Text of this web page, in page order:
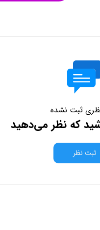
ثبت نشده
که نظر می‌دهید
ثبت نظر